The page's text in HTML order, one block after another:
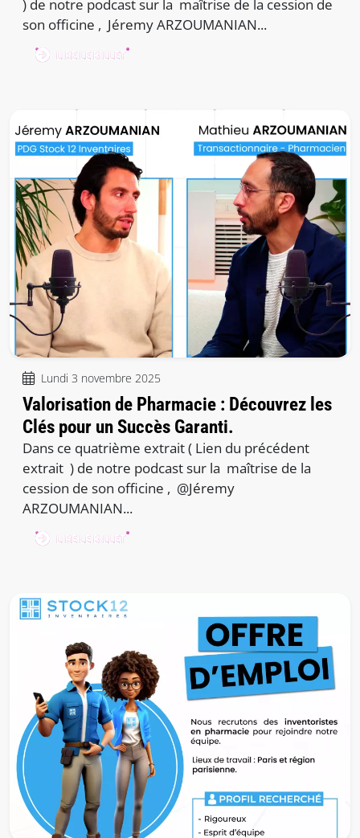
) de notre podcast sur la maîtrise de la cession de
son officine , Jéremy ARZOUMANIAN...
LIRE LE BILLET
Lundi 3 novembre 2025
Valorisation de Pharmacie : Découvrez les
Clés pour un Succès Garanti.
Dans ce quatrième extrait ( Lien du précédent
extrait ) de notre podcast sur la maîtrise de la
cession de son officine , @Jéremy
ARZOUMANIAN...
LIRE LE BILLET